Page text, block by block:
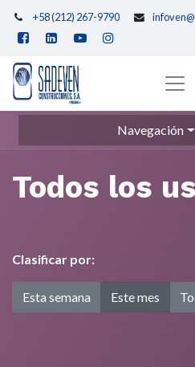
+58 (212) 267-9790
Navegación
Todos los
Clasificar por:
Esta semana Este mes